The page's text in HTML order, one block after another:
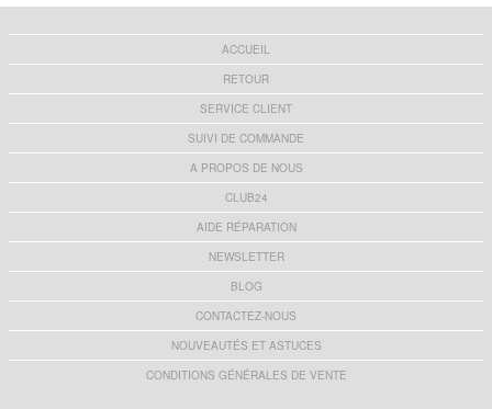
ACCUEIL
RETOUR
SERVICE CLIENT
SUIVI DE COMMANDE
A PROPOS DE NOUS
CLUB24
AIDE RÉPARATION
NEWSLETTER
BLOG
CONTACTEZ-NOUS
NOUVEAUTÉS ET ASTUCES
CONDITIONS GÉNÉRALES DE VENTE